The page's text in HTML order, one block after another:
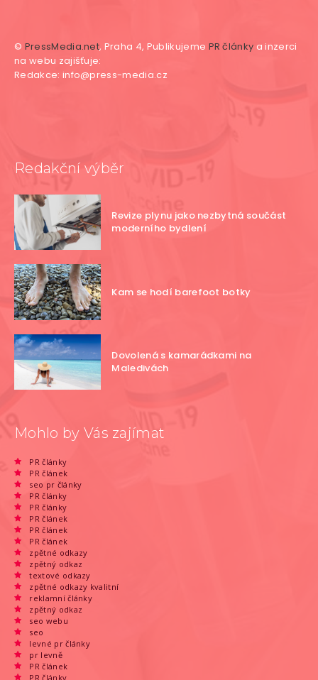
© PressMedia.net, Praha 4, Publikujeme PR články a inzerci
na webu zajišťuje:
Redakce: info@press-media.cz
Redakční výběr
Revize plynu jako nezbytná součást
moderního bydlení
Kam se hodí barefoot botky
Dovolená s kamarádkami na
Maledivách
Mohlo by Vás zajímat
PR články
PR článek
seo pr články
PR články
PR články
PR článek
PR článek
PR článek
zpětné odkazy
zpětný odkaz
textové odkazy
zpětné odkazy kvalitní
reklamní články
zpětný odkaz
seo webu
seo
levné pr články
pr levně
PR článek
PR články